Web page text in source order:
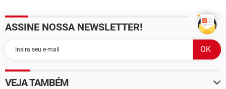
ASSINE NOSSA NEWSLETTER!
VEJA TAMBÉM